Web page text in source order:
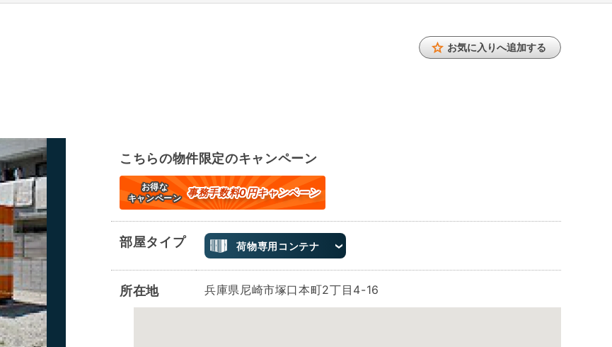
お気に入りへ追加する
こちらの物件限定のキャンペーン
お得な
キャンペーン 事務手数料0円キャンペーン
部屋タイプ 荷物専用コンテナ
所在地 兵庫県尼崎市塚口本町2丁目4-16